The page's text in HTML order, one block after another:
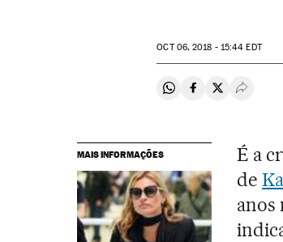
OCT06, 2018 - 15:44 EDT
Compartir en
Compartir en
Compartir
MAIS INFORMAÇÕES
É a
de
anos